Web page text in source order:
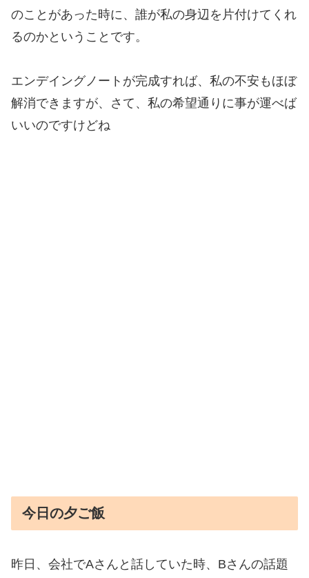
のことがあった時に、誰が私の身辺を片付けてくれ
るのかということです。
エンデイングノートが完成すれば、私の不安もほぼ
解消できますが、さて、私の希望通りに事が運べば
いいのですけどね
今日の夕ご飯
昨日、会社でAさんと話していた時、Bさんの話題